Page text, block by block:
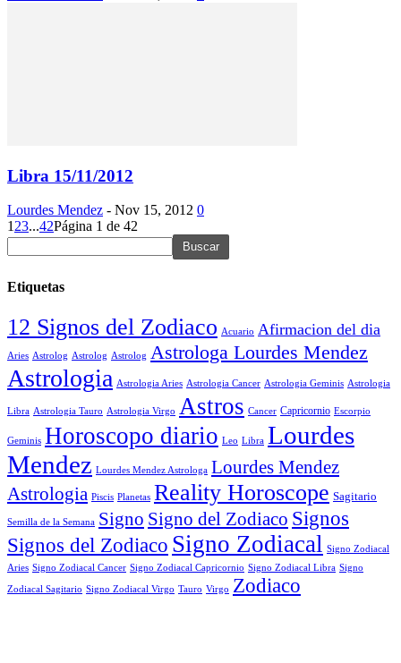
Libra 15/11/2012
Lourdes Mendez - Nov 15, 2012 0
1 23...42Página 1 de 42
Etiquetas
12 Signos del Zodiaco Acuario Afirmacion del dia
Aries Astrolog Astrolog Astrolog Astrologa Lourdes Mendez
Astrologia Astrologia Aries Astrologia Cancer Astrologia Geminis Astrologia
Libra Astrologia Tauro Astrologia Virgo Astros Cancer Capricornio Escorpio
Geminis Horoscopo diario Leo Libra Lourdes
Mendez Lourdes Mendez Astrologa Lourdes Mendez
Astrologia Piscis Planetas Reality Horoscope Sagitario
Semilla de la Semana Signo Signo del Zodiaco Signos
Signos del Zodiaco Signo Zodiacal Signo Zodiacal
Aries Signo Zodiacal Cancer Signo Zodiacal Capricornio Signo Zodiacal Libra Signo
Zodiacal Sagitario Signo Zodiacal Virgo Tauro Virgo Zodiaco